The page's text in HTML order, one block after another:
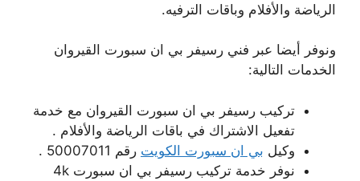
الرياضة والأفلام وباقات الترفيه.
ونوفر أيضا عبر فني رسيفر بي ان سبورت القيروان
الخدمات التالية:
تركيب رسيفر بي ان سبورت القيروان مع خدمة
تفعيل الاشتراك في باقات الرياضة والأفلام .
وكيل بي ان سبورت الكويت رقم 50007011 .
نوفر خدمة تركيب رسيفر بي ان سبورت 4k